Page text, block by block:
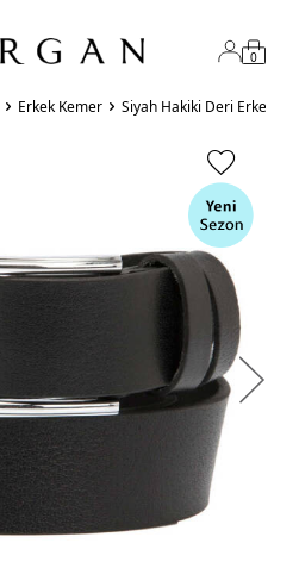
0
Erkek Kemer Siyah Hakiki Deri Erkek